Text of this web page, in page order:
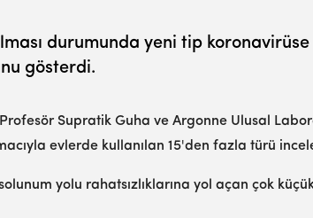
durumunda yeni tip
gösterdi.
Supratik Guha ve Argonne Ulusal
evlerde kullanılan 15'den fazla türü
yolu rahatsızlıklarına yol açan çok